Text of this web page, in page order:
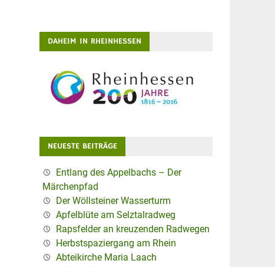
DAHEIM IN RHEINHESSEN
NEUESTE BEITRÄGE
Entlang des Appelbachs – Der
Märchenpfad
Der Wöllsteiner Wasserturm
Apfelblüte am Selztalradweg
Rapsfelder an kreuzenden Radwegen
Herbstspaziergang am Rhein
Abteikirche Maria Laach